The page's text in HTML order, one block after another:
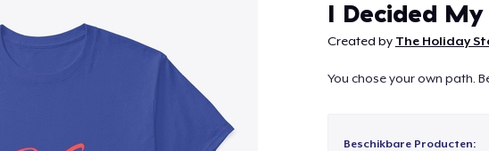
I Decided
Created by The Holiday
You chose your own path.
Beschikbare Producten: